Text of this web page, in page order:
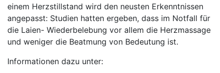
Rubriken
einem Herzstillstand wird den neusten Erkenntnissen
angepasst: Studien hatten ergeben, dass im Notfall für
die Laien- Wiederbelebung vor allem die Herzmassage
und weniger die Beatmung von Bedeutung ist.
Informationen dazu unter: